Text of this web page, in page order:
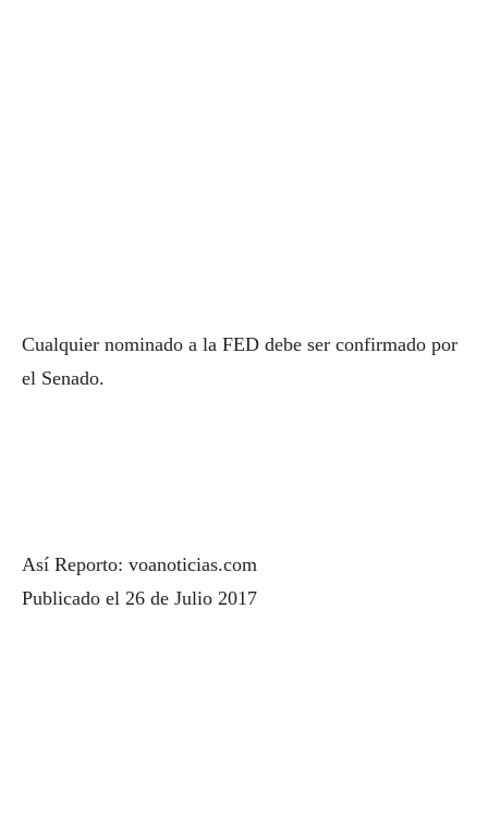
Cualquier nominado a la FED debe ser confirmado por
el Senado.
Así Reporto: voanoticias.com
Publicado el 26 de Julio 2017